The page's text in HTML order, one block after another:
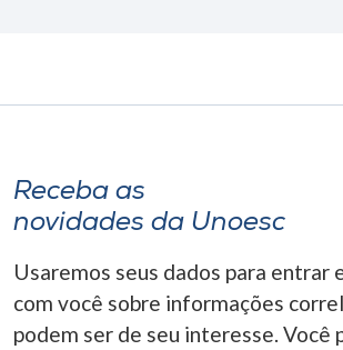
Receba as
novidades da Unoesc
Usaremos seus dados para entrar
com você sobre informações
podem ser de seu interesse. Você